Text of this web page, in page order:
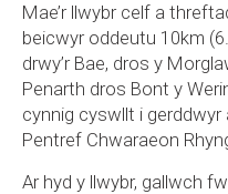
Mae’r llwybr celf a
beicwyr oddeutu 10km
drwy’r Bae, dros y
Penarth dros Bont y
cynnig cyswllt i gerddwyr
Pentref Chwaraeon
Ar hyd y llwybr, gallwch